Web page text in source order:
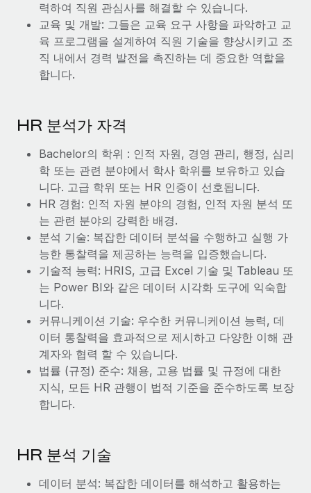
자세히 알아보기
Shootsta가 Remote를 통해 네 개의 시장에서 글로벌
채용을 확장한 방법
니다. 그러나 대부분의 회사들은 그렇게 높은 품질의...
자세히 알아보기
력하여 직원 관심사를 해결할 수 있습니다.
교육 및 개발: 그들은 교육 요구 사항을 파악하고 교
육 프로그램을 설계하여 직원 기술을 향상시키고 조
직 내에서 경력 발전을 촉진하는 데 중요한 역할을
합니다.
HR 분석가 자격
Bachelor의 학위 : 인적 자원, 경영 관리, 행정, 심리
학 또는 관련 분야에서 학사 학위를 보유하고 있습
니다. 고급 학위 또는 HR 인증이 선호됩니다.
HR 경험: 인적 자원 분야의 경험, 인적 자원 분석 또
는 관련 분야의 강력한 배경.
분석 기술: 복잡한 데이터 분석을 수행하고 실행 가
능한 통찰력을 제공하는 능력을 입증했습니다.
기술적 능력: HRIS, 고급 Excel 기술 및 Tableau 또
는 Power BI와 같은 데이터 시각화 도구에 익숙합
니다.
커뮤니케이션 기술: 우수한 커뮤니케이션 능력, 데
이터 통찰력을 효과적으로 제시하고 다양한 이해 관
계자와 협력 할 수 있습니다.
법률 (규정) 준수: 채용, 고용 법률 및 규정에 대한
지식, 모든 HR 관행이 법적 기준을 준수하도록 보장
합니다.
HR 분석 기술
데이터 분석: 복잡한 데이터를 해석하고 활용하는